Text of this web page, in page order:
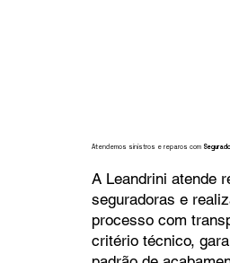
Atendemos sinistros e reparos com
A Leandrini atende
seguradoras e
processo com
critério técnico,